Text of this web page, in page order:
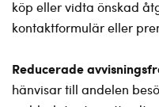
köp eller vidta önskad
kontaktformulär eller
Reducerade
hänvisar till andelen